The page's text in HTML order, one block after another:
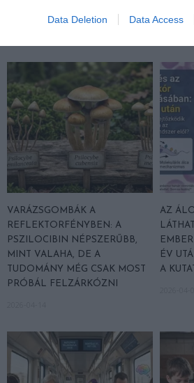
Data Deletion Data Access
SZABÁLYÁT
VARÁZSGOMBÁK A
REFLEKTORFÉNYBEN: A
PSZILOCIBIN NÉPSZERŰBB,
MINT VALAHA, DE A
TUDOMÁNY MÉG CSAK MOST
PRÓBÁL FELZÁRKÓZNI
AZ
ÉV
A